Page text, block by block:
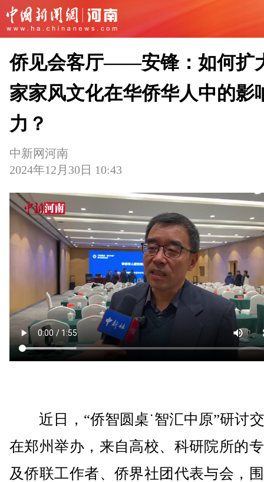
侨见会客厅——安锋：如何扩
家家风文化在华侨华人中的影
力？
中新网河南
2024年12月30日 10:43
近日，“侨智圆桌˙智汇中原”研讨
在郑州举办，来自高校、科研院所的
及侨联工作者、侨界社团代表与会，